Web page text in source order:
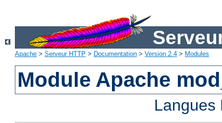
Apache > Serveur HTTP > Documentation > Version 2.4 > Modules
Module Apache